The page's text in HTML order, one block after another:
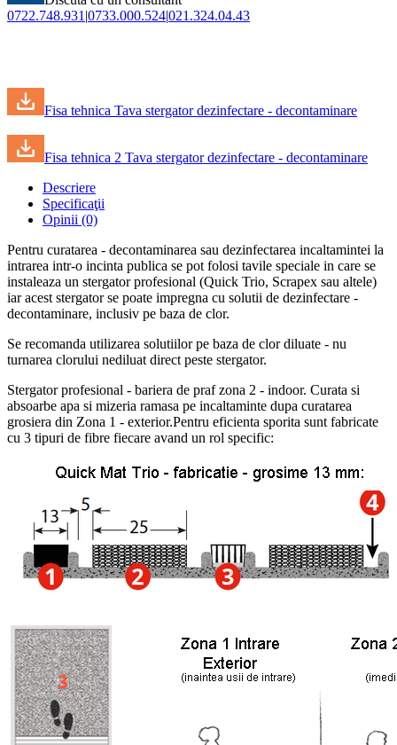
0722.748.931 |0733.000.524|021.324.04.43
Fisa tehnica Tava stergator dezinfectare - decontaminare
Fisa tehnica 2 Tava stergator dezinfectare - decontaminare
Descriere
Specificaţii
Opinii (0)
Pentru curatarea - decontaminarea sau dezinfectarea incaltamintei la
intrarea intr-o incinta publica se pot folosi tavile speciale in care se
instaleaza un stergator profesional (Quick Trio, Scrapex sau altele)
iar acest stergator se poate impregna cu solutii de dezinfectare -
decontaminare, inclusiv pe baza de clor.
Se recomanda utilizarea solutiilor pe baza de clor diluate - nu
turnarea clorului nediluat direct peste stergator.
Stergator profesional - bariera de praf zona 2 - indoor. Curata si
absoarbe apa si mizeria ramasa pe incaltaminte dupa curatarea
grosiera din Zona 1 - exterior.Pentru eficienta sporita sunt fabricate
cu 3 tipuri de fibre fiecare avand un rol specific: